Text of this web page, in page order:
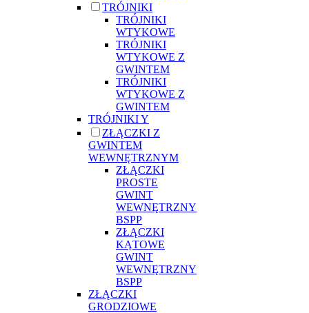
TRÓJNIKI
TRÓJNIKI
WTYKOWE
TRÓJNIKI
WTYKOWE Z
GWINTEM
TRÓJNIKI
WTYKOWE Z
GWINTEM
TRÓJNIKI Y
ZŁĄCZKI Z
GWINTEM
WEWNĘTRZNYM
ZŁĄCZKI
PROSTE
GWINT
WEWNĘTRZNY
BSPP
ZŁĄCZKI
KĄTOWE
GWINT
WEWNĘTRZNY
BSPP
ZŁĄCZKI
GRODZIOWE